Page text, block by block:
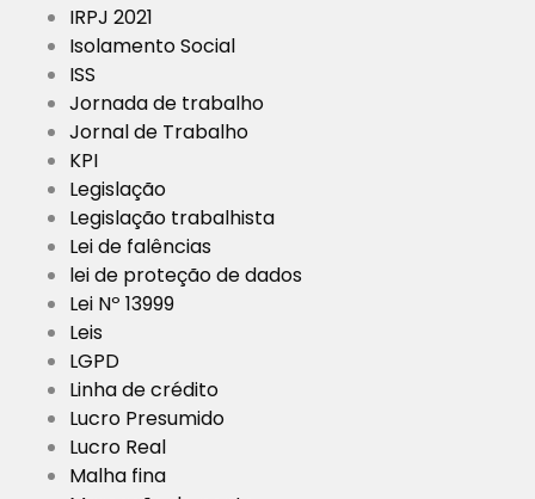
IRPJ 2021
Isolamento Social
ISS
Jornada de trabalho
Jornal de Trabalho
KPI
Legislação
Legislação trabalhista
Lei de falências
lei de proteção de dados
Lei Nº 13999
Leis
LGPD
Linha de crédito
Lucro Presumido
Lucro Real
Malha fina